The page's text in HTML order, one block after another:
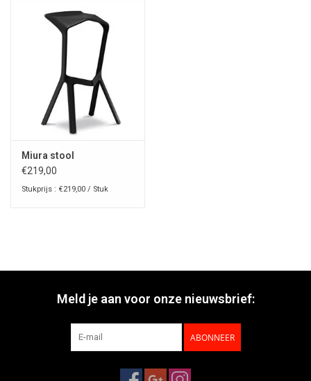
Miura stool
€219,00
Stukprijs : €219,00 / Stuk
Meld je aan voor onze nieuwsbrief:
ABONNEER